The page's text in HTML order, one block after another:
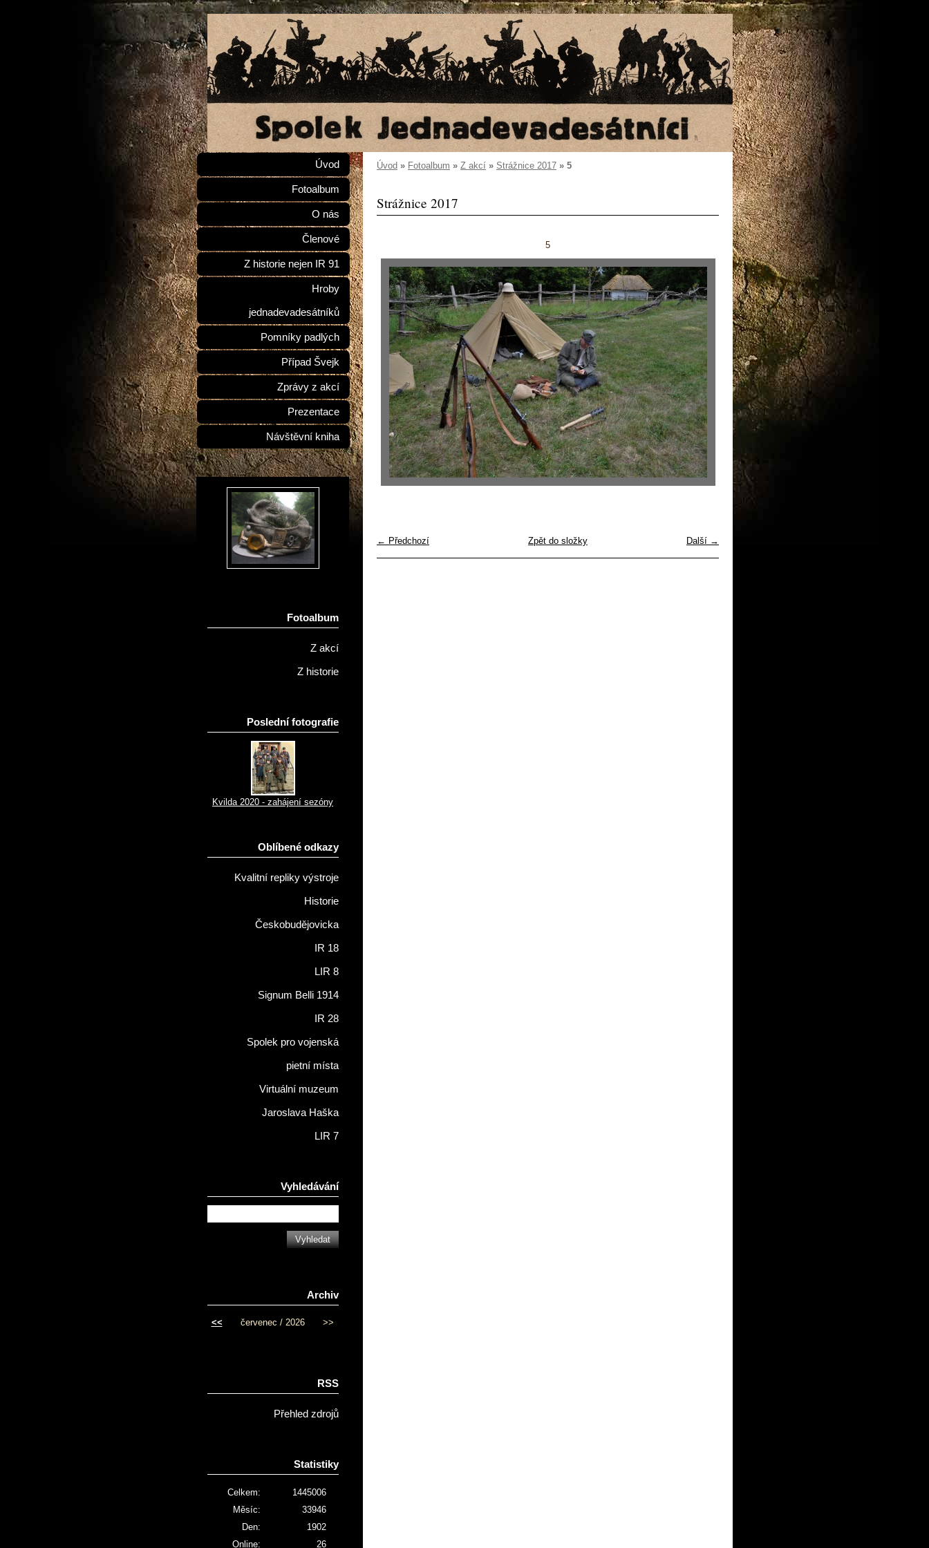
Úvod » Fotoalbum » Z akcí » Strážnice 2017 » 5
Strážnice 2017
5
← Předchozí Další →
Zpět do složky
Úvod
Fotoalbum
O nás
Členové
Z historie nejen IR 91
Hroby
jednadevadesátníků
Pomníky padlých
Případ Švejk
Zprávy z akcí
Prezentace
Návštěvní kniha
Fotoalbum
Z akcí
Z historie
Poslední fotografie
Kvilda 2020 - zahájení sezóny
Oblíbené odkazy
Kvalitní repliky výstroje
Historie
Českobudějovicka
IR 18
LIR 8
Signum Belli 1914
IR 28
Spolek pro vojenská
pietní místa
Virtuální muzeum
Jaroslava Haška
LIR 7
Vyhledávání
Archiv
<< červenec / 2026 >>
RSS
Přehled zdrojů
Statistiky
Online: 26
Celkem:
1445006
Měsíc:
33946
Den:
1902